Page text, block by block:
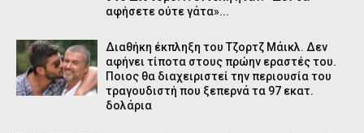
αφήσετε ούτε γάτα»...
Διαθήκη έκπληξη του Τζορτζ Μάικλ. Δεν
αφήνει τίποτα στους πρώην εραστές του.
Ποιος θα διαχειριστεί την περιουσία του
τραγουδιστή που ξεπερνά τα 97 εκατ.
δολάρια